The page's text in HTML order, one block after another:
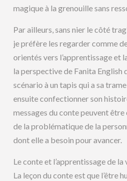
magique à la grenouille sans
Par ailleurs, sans nier le côté
je préfère les regarder comme
orientés vers l’apprentissage et
la perspective de Fanita English
scénario à un tapis qui a sa
ensuite confectionner son
messages du conte peuvent
de la problématique de la
dont elle a besoin pour avancer.
Le conte et l’apprentissage de la
La leçon du conte est que l’être